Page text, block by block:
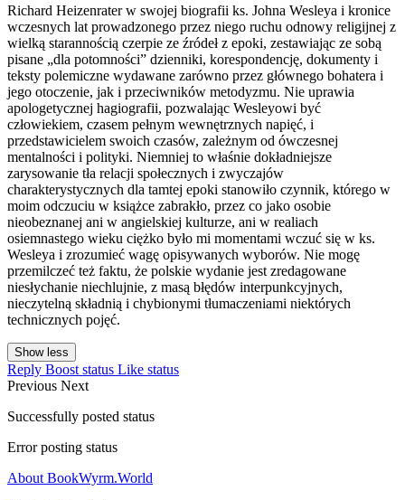
Richard Heizenrater w swojej biografii ks. Johna Wesleya i kronice
wczesnych lat prowadzonego przez niego ruchu odnowy religijnej z
wielką starannością czerpie ze źródeł z epoki, zestawiając ze sobą
pisane „dla potomności” dzienniki, korespondencję, dokumenty i
teksty polemiczne wydawane zarówno przez głównego bohatera i
jego otoczenie, jak i przeciwników metodyzmu. Nie uprawia
apologetycznej hagiografii, pozwalając Wesleyowi być
człowiekiem, czasem pełnym wewnętrznych napięć, i
przedstawicielem swoich czasów, zależnym od ówczesnej
mentalności i polityki. Niemniej to właśnie dokładniejsze
zarysowanie tła relacji społecznych i zwyczajów
charakterystycznych dla tamtej epoki stanowiło czynnik, którego w
moim odczuciu w książce zabrakło, przez co jako osobie
nieobeznanej ani w angielskiej kulturze, ani w realiach
osiemnastego wieku ciężko było mi momentami wczuć się w ks.
Wesleya i zrozumieć wagę opisywanych wyborów. Nie mogę
przemilczeć też faktu, że polskie wydanie jest zredagowane
niesłychanie niechlujnie, z masą błędów interpunkcyjnych,
nieczytelną składnią i chybionymi tłumaczeniami niektórych
technicznych pojęć.
Show less
Reply Boost status Like status
Previous Next
Successfully posted status
Error posting status
About BookWyrm.World